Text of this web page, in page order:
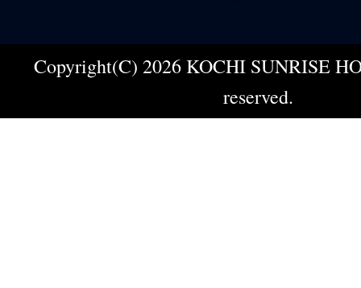
Copyright(C) 2026 KOCHI SUNRISE
reserved.